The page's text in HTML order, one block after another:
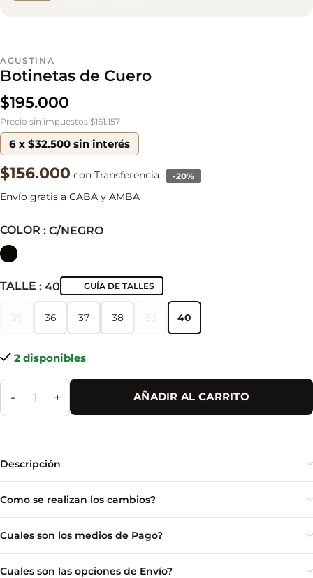
AGUSTINA
Botinetas de Cuero
$195.000
COLOR : C/NEGRO
TALLE : 40 GUÍA DE TALLES
36
36 37
37 38
38 40
40
2 disponibles
- + AÑADIR AL CARRITO
Precio sin impuestos $161.157
6 x $32.500 sin interés
$156.000 con Transferencia -20%
Envío gratis a CABA y AMBA
Descripción
Como se realizan los cambios?
Cuales son los medios de Pago?
Cuales son las opciones de Envío?